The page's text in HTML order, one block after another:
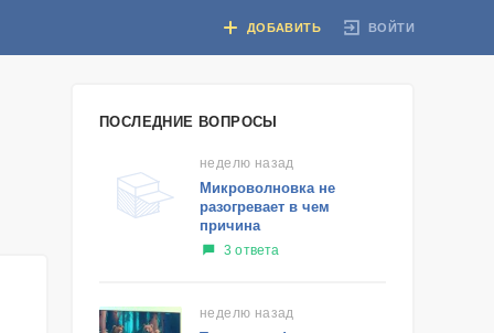
ВОЙТИ
ДОБАВИТЬ
ПОСЛЕДНИЕ ВОПРОСЫ
неделю назад
Микроволновка не
разогревает в чем
причина
3 ответа
неделю назад